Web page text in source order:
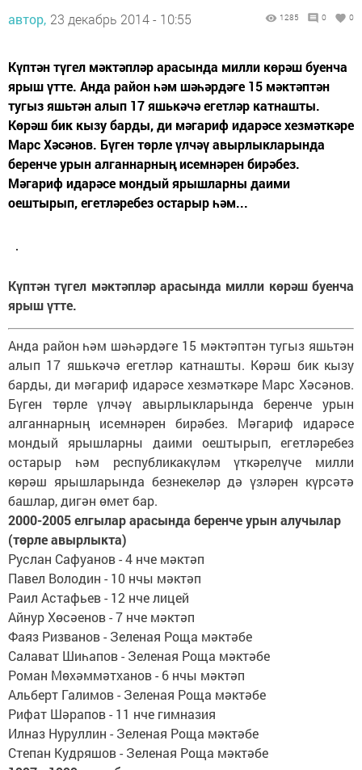
автор, 23 декабрь 2014 - 10:55 1285 0 0
Күптән түгел мәктәпләр арасында милли көрәш буенча
ярыш үтте. Анда район һәм шәһәрдәге 15 мәктәптән
тугыз яшьтән алып 17 яшькәчә егетләр катнашты.
Көрәш бик кызу барды, ди мәгариф идарәсе хезмәткәре
Марс Хәсәнов. Бүген төрле үлчәү авырлыкларында
беренче урын алганнарның исемнәрен бирәбез.
Мәгариф идарәсе мондый ярышларны даими
оештырып, егетләребез остарыр һәм...
Күптән түгел мәктәпләр арасында милли көрәш буенча
ярыш үтте.
Анда район һәм шәһәрдәге 15 мәктәптән тугыз яшьтән
алып 17 яшькәчә егетләр катнашты. Көрәш бик кызу
барды, ди мәгариф идарәсе хезмәткәре Марс Хәсәнов.
Бүген төрле үлчәү авырлыкларында беренче урын
алганнарның исемнәрен бирәбез. Мәгариф идарәсе
мондый ярышларны даими оештырып, егетләребез
остарыр һәм республикакүләм үткәрелүче милли
көрәш ярышларында безнекеләр дә үзләрен күрсәтә
башлар, дигән өмет бар.
2000-2005 елгылар арасында беренче урын алучылар
(төрле авырлыкта)
Руслан Сафуанов - 4 нче мәктәп
Павел Володин - 10 нчы мәктәп
Раил Астафьев - 12 нче лицей
Айнур Хөсәенов - 7 нче мәктәп
Фаяз Ризванов - Зеленая Роща мәктәбе
Салават Шиһапов - Зеленая Роща мәктәбе
Роман Мөхәммәтханов - 6 нчы мәктәп
Альберт Галимов - Зеленая Роща мәктәбе
Рифат Шәрапов - 11 нче гимназия
Илназ Нуруллин - Зеленая Роща мәктәбе
Степан Кудряшов - Зеленая Роща мәктәбе